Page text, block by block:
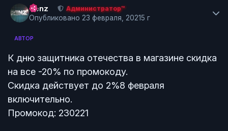
Renz Администратор™
Опубликовано 23 февраля, 20215 г
АВТОР
К дню защитника отечества в магазине скидка
на все -20% по промокоду.
Скидка действует до 2%8 февраля
включительно.
Промокод: 230221